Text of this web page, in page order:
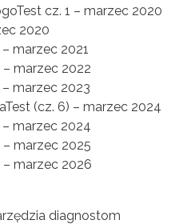
cz. 1 – marzec 2020
2020
marzec 2021
marzec 2022
marzec 2023
(cz. 6) – marzec 2024
marzec 2024
marzec 2025
marzec 2026
diagnostom